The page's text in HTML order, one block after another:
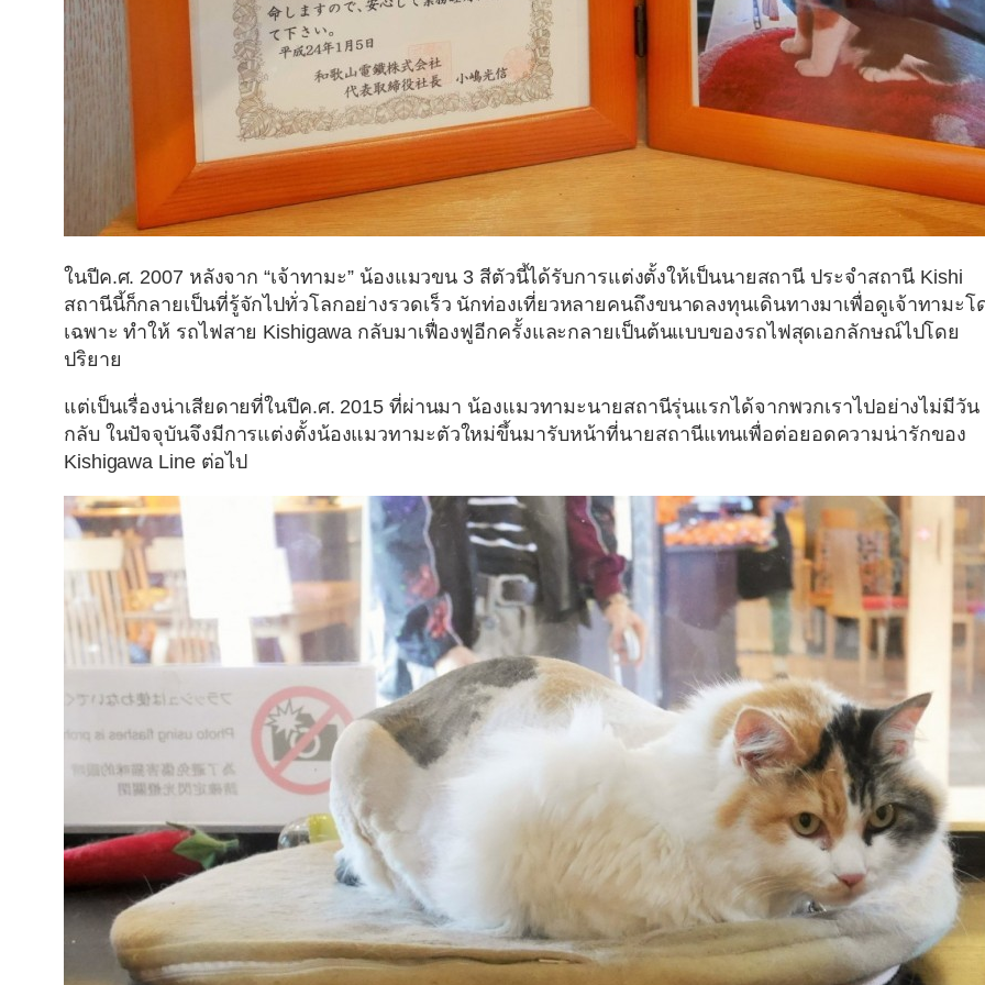
ในปีค.ศ. 2007 หลังจาก “เจ้าทามะ” น้องแมวขน 3 สีตัวนี้ได้รับการแต่งตั้งให้เป็นนายสถานี ประจำสถานี Kishi
สถานีนี้ก็กลายเป็นที่รู้จักไปทั่วโลกอย่างรวดเร็ว นักท่องเที่ยวหลายคนถึงขนาดลงทุนเดินทางมาเพื่อดูเจ้าทามะโ
เฉพาะ ทำให้ รถไฟสาย Kishigawa กลับมาเฟื่องฟูอีกครั้งและกลายเป็นต้นแบบของรถไฟสุดเอกลักษณ์ไปโดย
ปริยาย
แต่เป็นเรื่องน่าเสียดายที่ในปีค.ศ. 2015 ที่ผ่านมา น้องแมวทามะนายสถานีรุ่นแรกได้จากพวกเราไปอย่างไม่มีวัน
กลับ ในปัจจุบันจึงมีการแต่งตั้งน้องแมวทามะตัวใหม่ขึ้นมารับหน้าที่นายสถานีแทนเพื่อต่อยอดความน่ารักของ
Kishigawa Line ต่อไป